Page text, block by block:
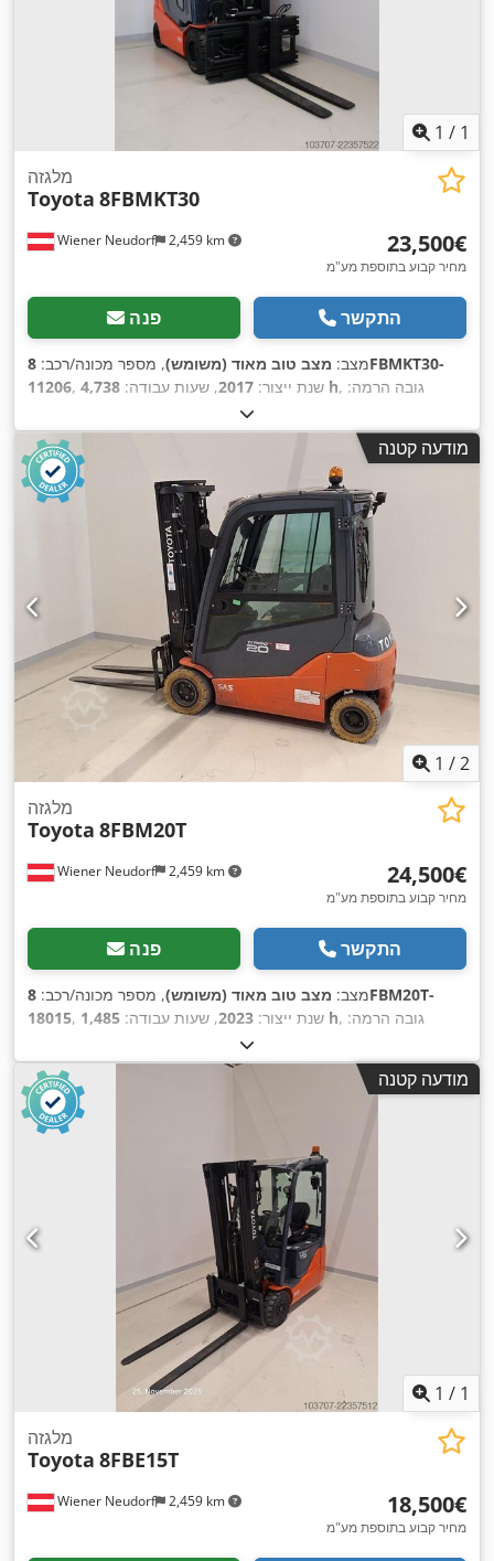
1 / 1
Wiener Neudorf 2,459 km
מלגזה
Toyota 8FBMKT30
‏23,500 ‏€
מחיר קבוע בתוספת מע"מ
פנה התקשר
מצב: מצב טוב מאוד (משומש), מספר מכונה/רכב: 8FBMKT30-
11206
, שנת ייצור: 2017, שעות עבודה: 4,738 h , גובה הרמה:
, הרמה חופשית:1,240 מ"מ
תורן:טריפלקס, מתח סוללה: 80 V , אורך המזלג:1,200 מ"מ ,
מודעה קטנה
1 /2
Wiener Neudorf 2,459 km
מלגזה
Toyota 8FBM20T
‏24,500 ‏€
מחיר קבוע בתוספת מע"מ
פנה התקשר
מצב: מצב טוב מאוד (משומש), מספר מכונה/רכב: 8FBM20T-
18015
, שנת ייצור: 2023, שעות עבודה: 1,485 h , גובה הרמה:
, הרמה חופשית:1,610 מ"מ
תורן:טריפלקס, סוג תמסורת:מכני, קיבולת סוללה:750 אה
, אורך
1,200 מ"מ מודעה קטנה
1 / 1
Wiener Neudorf 2,459 km
מלגזה
Toyota 8FBE15T
‏18,500 ‏€
מחיר קבוע בתוספת מע"מ